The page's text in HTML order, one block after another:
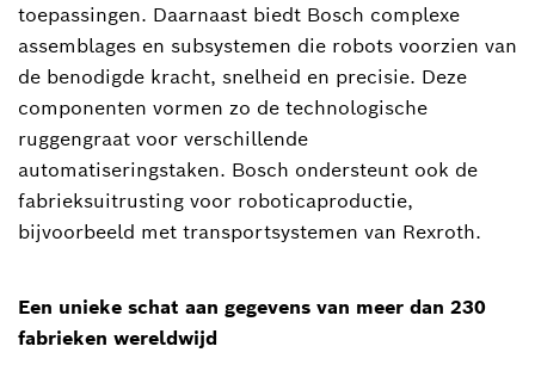
toepassingen. Daarnaast biedt Bosch complexe
assemblages en subsystemen die robots voorzien van
de benodigde kracht, snelheid en precisie. Deze
componenten vormen zo de technologische
ruggengraat voor verschillende
automatiseringstaken. Bosch ondersteunt ook de
fabrieksuitrusting voor roboticaproductie,
bijvoorbeeld met transportsystemen van Rexroth.
Een unieke schat aan gegevens van meer dan 230
fabrieken wereldwijd